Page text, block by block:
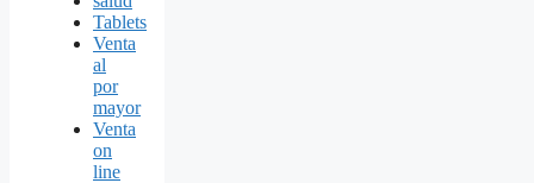
Tablets
Venta
al
por
mayor
Venta
on
line